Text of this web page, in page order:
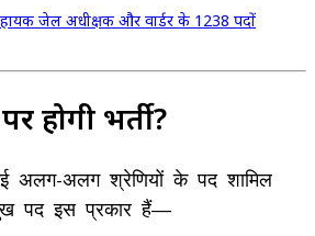
जेल अधीक्षक और वार्डर के 1238 पदों
होगी भर्ती?
अलग-अलग श्रेणियों के पद शामिल
पद इस प्रकार हैं—